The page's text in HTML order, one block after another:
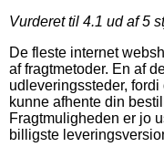
Vurderet til 4.1 ud af 5
De fleste internet
af fragtmetoder. En af
udleveringssteder,
kunne afhente din
Fragtmuligheden er jo
billigste